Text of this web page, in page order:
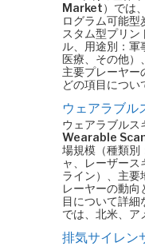
Market）では
ログラム可能
スタム型プリン
ル、用途別：軍
医療、その他）
主要プレーヤー
どの項目につ
ウェアラブ
ウェアラブル
Wearable
場規模（種類別
ャ、レーザース
ライン）、主要
レーヤーの動
目について詳
では、北米、
排気サイレン